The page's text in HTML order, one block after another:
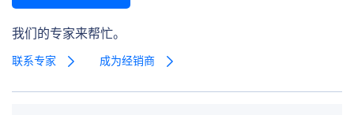
我们的专家来帮忙。
联系专家 成为经销商